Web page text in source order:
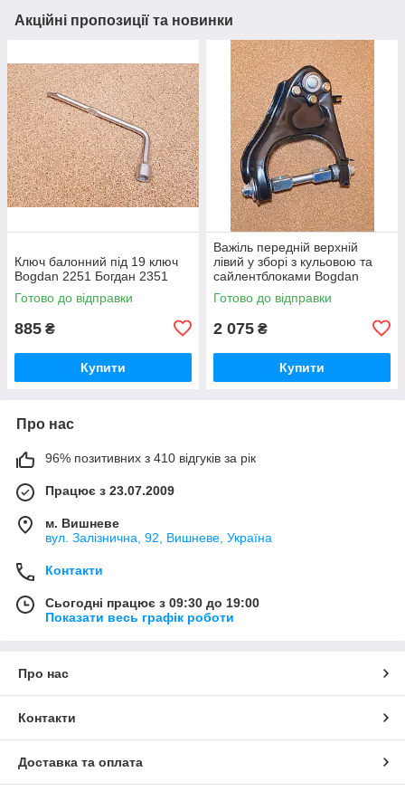
Акційні пропозиції та новинки
Ключ балонний під 19 ключ
Bogdan 2251 Богдан 2351
Готово до відправки
885 ₴
Купити
Важіль передній верхній
лівий у зборі з кульовою та
сайлентблоками Bogdan
2251 Богдан 2351
Готово до відправки
2 075 ₴
Купити
Про нас
96% позитивних з 410 відгуків за рік
Працює з 23.07.2009
м. Вишневе
вул. Залізнична, 92, Вишневе, Україна
Контакти
Сьогодні працює з 09:30 до 19:00
Показати весь графік роботи
Про нас
Контакти
Доставка та оплата